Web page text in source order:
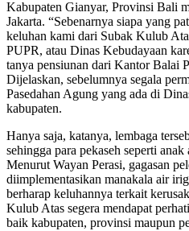
Kabupaten Gianyar, Provinsi Bali
Jakarta. “Sebenarnya siapa yang
keluhan kami dari Subak Kulub
PUPR, atau Dinas Kebudayaan
tanya pensiunan dari Kantor Balai
Dijelaskan, sebelumnya segala
Pasedahan Agung yang ada di
kabupaten.
Hanya saja, katanya, lembaga
sehingga para pekaseh seperti
Menurut Wayan Perasi, gagasan
diimplementasikan manakala air
berharap keluhannya terkait
Kulub Atas segera mendapat
baik kabupaten, provinsi maupun